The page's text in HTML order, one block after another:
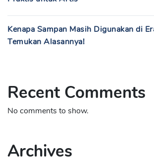
Kenapa Sampan Masih Digunakan di
Temukan Alasannya!
Recent Comments
No comments to show.
Archives